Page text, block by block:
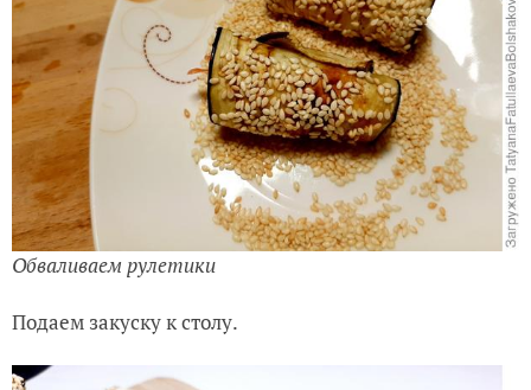
Обваливаем рулетики
Подаем закуску к столу.